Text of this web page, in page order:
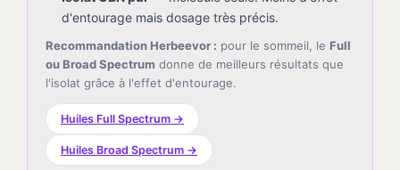
d'entourage mais dosage très précis.
Recommandation Herbeevor : pour le sommeil, le Full
ou Broad Spectrum donne de meilleurs résultats que
l'isolat grâce à l'effet d'entourage.
Huiles Full Spectrum →
Huiles Broad Spectrum →